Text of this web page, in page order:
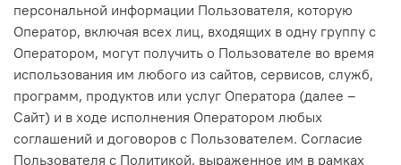
персональной информации Пользователя, которую
Оператор, включая всех лиц, входящих в одну группу с
Оператором, могут получить о Пользователе во время
использования им любого из сайтов, сервисов, служб,
программ, продуктов или услуг Оператора (далее –
Сайт) и в ходе исполнения Оператором любых
соглашений и договоров с Пользователем. Согласие
Пользователя с Политикой, выраженное им в рамках